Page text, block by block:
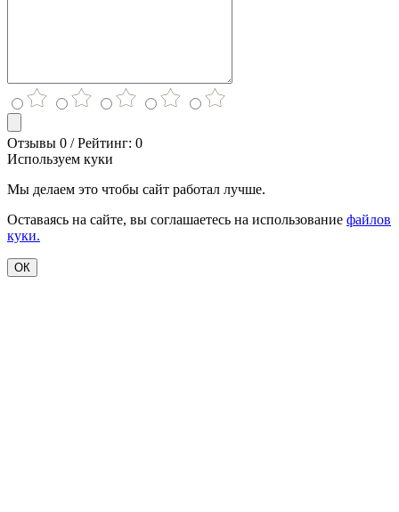
Отзывы 0 / Рейтинг: 0
Используем куки
Мы делаем это чтобы сайт работал лучше.
Оставаясь на сайте, вы соглашаетесь на использование файлов
куки.
ОК